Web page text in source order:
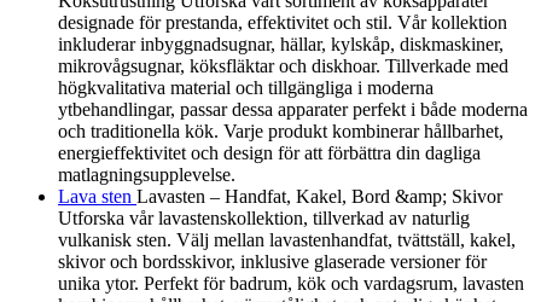
designade för prestanda, effektivitet och stil. Vår kollektion
inkluderar inbyggnadsugnar, hällar, kylskåp, diskmaskiner,
mikrovågsugnar, köksfläktar och diskhoar. Tillverkade med
högkvalitativa material och tillgängliga i moderna
ytbehandlingar, passar dessa apparater perfekt i både moderna
och traditionella kök. Varje produkt kombinerar hållbarhet,
energieffektivitet och design för att förbättra din dagliga
matlagningsupplevelse.
Lava sten Lavasten – Handfat, Kakel, Bord &amp; Skivor
Utforska vår lavastenskollektion, tillverkad av naturlig
vulkanisk sten. Välj mellan lavastenhandfat, tvättställ, kakel,
skivor och bordsskivor, inklusive glaserade versioner för
unika ytor. Perfekt för badrum, kök och vardagsrum, lavasten